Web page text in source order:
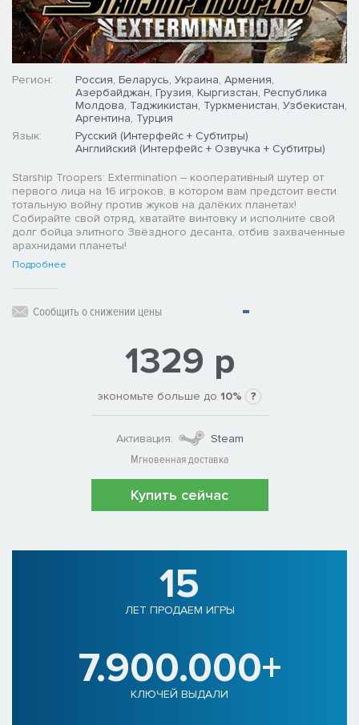
Регион:
Россия, Беларусь, Украина, Армения,
Азербайджан, Грузия, Кыргизстан, Республика
Молдова, Таджикистан, Туркменистан, Узбекистан,
Аргентина, Турция
Язык:
Русский (Интерфейс + Субтитры)
Английский (Интерфейс + Озвучка + Субтитры)
Starship Troopers: Extermination – кооперативный шутер от
первого лица на 16 игроков, в котором вам предстоит вести
тотальную войну против жуков на далёких планетах!
Собирайте свой отряд, хватайте винтовку и исполните свой
долг бойца элитного Звёздного десанта, отбив захваченные
арахнидами планеты!
Подробнее
Сообщить о снижении цены
1329 р
экономьте больше до 10% ?
Активация:
Steam
Мгновенная доставка
Купить сейчас
15
ЛЕТ ПРОДАЕМ ИГРЫ
7.900.000+
КЛЮЧЕЙ ВЫДАЛИ